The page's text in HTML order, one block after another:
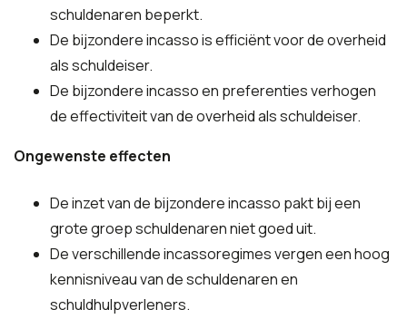
schuldenaren beperkt.
De bijzondere incasso is efficiënt voor de overheid
als schuldeiser.
De bijzondere incasso en preferenties verhogen
de effectiviteit van de overheid als schuldeiser.
Ongewenste effecten
De inzet van de bijzondere incasso pakt bij een
grote groep schuldenaren niet goed uit.
De verschillende incassoregimes vergen een hoog
kennisniveau van de schuldenaren en
schuldhulpverleners.